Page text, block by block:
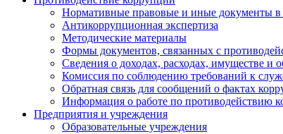
Нормативные правовые и иные документы в
Антикоррупционная экспертиза
Методические материалы
Формы документов, связанных с
Сведения о доходах, расходах, имуществе и
Комиссия по соблюдению требований к
Обратная связь для сообщений о фактах
Информация о работе по противодействию
Предприятия и учреждения
Образовательные учреждения